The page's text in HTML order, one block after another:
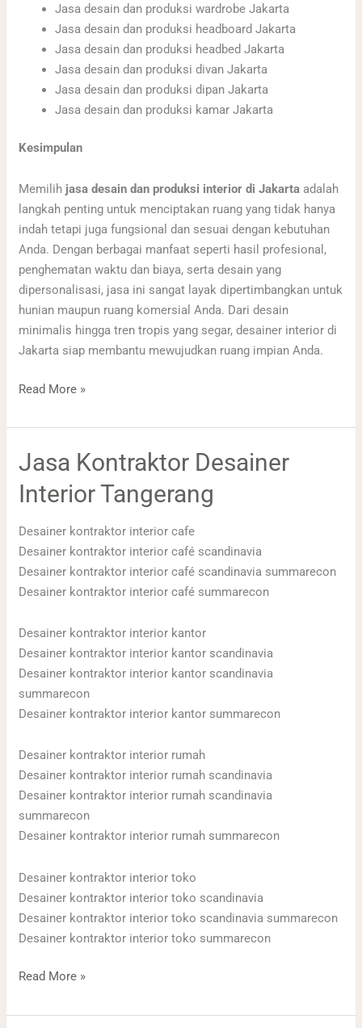
Jasa desain dan produksi wardrobe Jakarta
Jasa desain dan produksi headboard Jakarta
Jasa desain dan produksi headbed Jakarta
Jasa desain dan produksi divan Jakarta
Jasa desain dan produksi dipan Jakarta
Jasa desain dan produksi kamar Jakarta
Kesimpulan
Memilih jasa desain dan produksi interior di Jakarta adalah
langkah penting untuk menciptakan ruang yang tidak hanya
indah tetapi juga fungsional dan sesuai dengan kebutuhan
Anda. Dengan berbagai manfaat seperti hasil profesional,
penghematan waktu dan biaya, serta desain yang
dipersonalisasi, jasa ini sangat layak dipertimbangkan untuk
hunian maupun ruang komersial Anda. Dari desain
minimalis hingga tren tropis yang segar, desainer interior di
Jakarta siap membantu mewujudkan ruang impian Anda.
Read More »
Jasa Kontraktor Desainer
Interior Tangerang
Desainer kontraktor interior cafe
Desainer kontraktor interior café scandinavia
Desainer kontraktor interior café scandinavia summarecon
Desainer kontraktor interior café summarecon
Desainer kontraktor interior kantor
Desainer kontraktor interior kantor scandinavia
Desainer kontraktor interior kantor scandinavia
summarecon
Desainer kontraktor interior kantor summarecon
Desainer kontraktor interior rumah
Desainer kontraktor interior rumah scandinavia
Desainer kontraktor interior rumah scandinavia
summarecon
Desainer kontraktor interior rumah summarecon
Desainer kontraktor interior toko
Desainer kontraktor interior toko scandinavia
Desainer kontraktor interior toko scandinavia summarecon
Desainer kontraktor interior toko summarecon
Jasa
Kontraktor
Desainer
Tangerang
Read More »